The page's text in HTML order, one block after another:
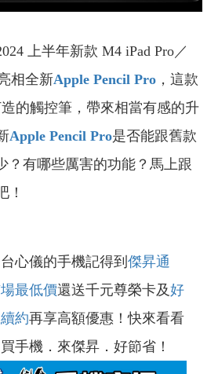
上半年新款 M4 iPad Pro／
相全新Apple Pencil Pro ，這款
的觸控筆，帶來相當有感的升
Apple Pencil Pro是否能跟舊款
？有哪些厲害的功能？馬上跟
！
儀的手機記得到 傑昇通
最低價還送千元尊榮卡及好
約再享高額優惠！快來看看
買手機．來傑昇．好節省！